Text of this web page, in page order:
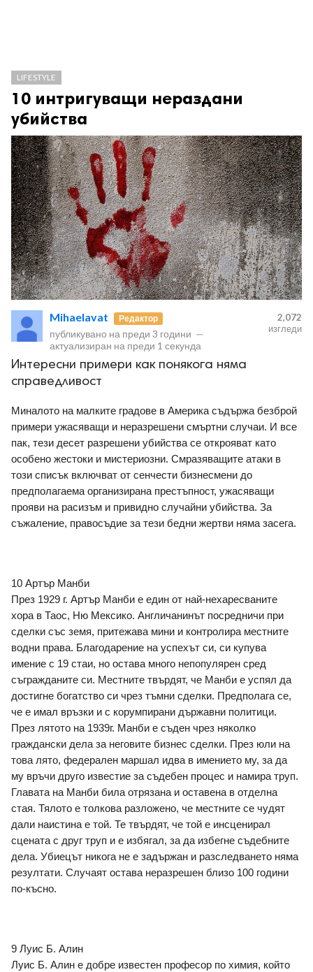
LIFESTYLE
10 интригуващи нераздани
убийства
Mihaelavat Редактор
публикувано на преди 3 години —
актуализиран на преди 1 секунда
2,072
изгледи
Интересни примери как понякога няма
справедливост
Миналото на малките градове в Америка съдържа безброй
примери ужасяващи и неразрешени смъртни случаи. И все
пак, тези десет разрешени убийства се открояват като
особено жестоки и мистериозни. Смразяващите атаки в
този списък включват от сенчести бизнесмени до
предполагаема организирана престъпност, ужасяващи
прояви на расизъм и привидно случайни убийства. За
съжаление, правосъдие за тези бедни жертви няма засега.
10 Артър Манби
През 1929 г. Артър Манби е един от най-нехаресваните
хора в Таос, Ню Мексико. Англичанинът посредничи при
сделки със земя, притежава мини и контролира местните
водни права. Благодарение на успехът си, си купува
имение с 19 стаи, но остава много непопулярен сред
съгражданите си. Местните твърдят, че Манби е успял да
достигне богатство си чрез тъмни сделки. Предполага се,
че е имал връзки и с корумпирани държавни политици.
През лятото на 1939г. Манби е съден чрез няколко
граждански дела за неговите бизнес сделки. През юли на
това лято, федерален маршал идва в имението му, за да
му връчи друго известие за съдебен процес и намира труп.
Главата на Манби била отрязана и оставена в отделна
стая. Тялото е толкова разложено, че местните се чудят
дали наистина е той. Те твърдят, че той е инсценирал
сцената с друг труп и е избягал, за да избегне съдебните
дела. Убиецът никога не е задържан и разследването няма
резултати. Случаят остава неразрешен близо 100 години
по-късно.
9 Луис Б. Алин
Луис Б. Алин е добре известен професор по химия, който